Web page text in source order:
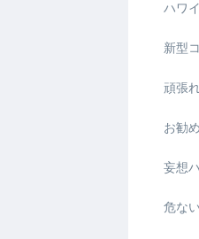
ハワ
新型
頑張
お勧
妄想
危な